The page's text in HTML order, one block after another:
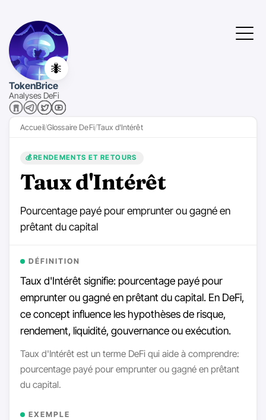
🐜
TokenBrice
Analyses DeFi
Accueil Glossaire DeFi Taux d'Intérêt
💰RENDEMENTS ET RETOURS
Taux d'Intérêt
Pourcentage payé pour emprunter ou gagné en
prêtant du capital
DÉFINITION
Taux d'Intérêt signifie: pourcentage payé pour
emprunter ou gagné en prêtant du capital. En DeFi,
ce concept influence les hypothèses de risque,
rendement, liquidité, gouvernance ou exécution.
Taux d'Intérêt est un terme DeFi qui aide à comprendre:
pourcentage payé pour emprunter ou gagné en prêtant
du capital.
EXEMPLE